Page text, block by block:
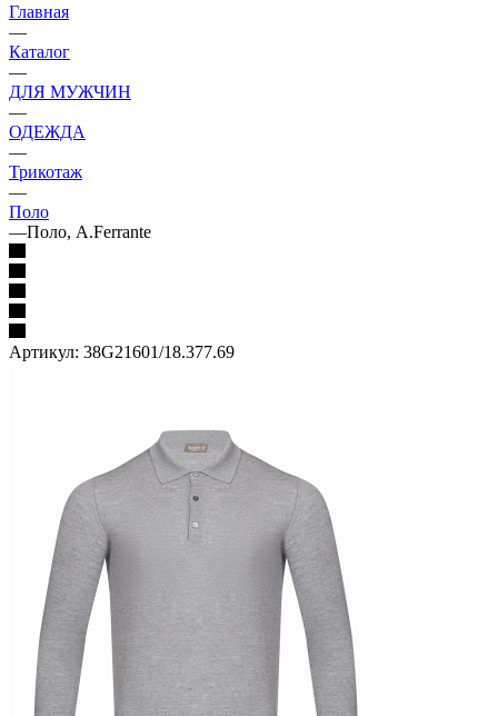
Главная
—
Каталог
—
ДЛЯ МУЖЧИН
—
ОДЕЖДА
—
Трикотаж
—
Поло
—Поло, A.Ferrante
Артикул: 38G21601/18.377.69